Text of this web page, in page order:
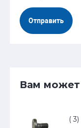
Отправить
Вам может
(